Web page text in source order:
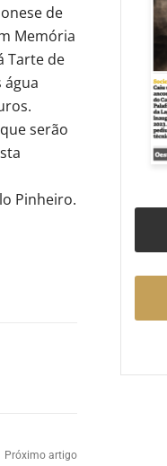
de
Memória
Tarte de
água
serão
Pinheiro.
Próximo artigo